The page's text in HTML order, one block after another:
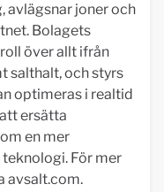
avlägsnar joner och
Bolagets
över allt ifrån
salthalt, och styrs
optimeras i realtid
ersätta
en mer
För mer
avsalt.com.